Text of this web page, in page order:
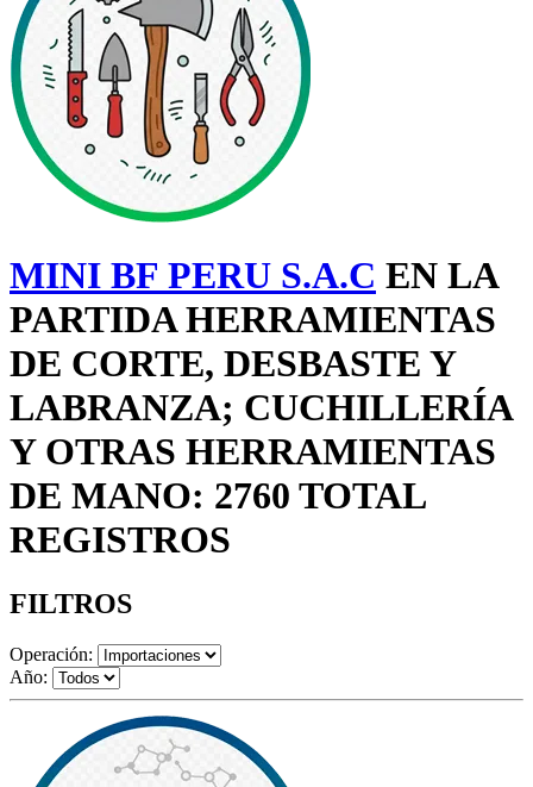
MINI BF PERU S.A.C EN LA
PARTIDA HERRAMIENTAS
DE CORTE, DESBASTE Y
LABRANZA; CUCHILLERÍA
Y OTRAS HERRAMIENTAS
DE MANO: 2760 TOTAL
REGISTROS
FILTROS
Operación:
Año: